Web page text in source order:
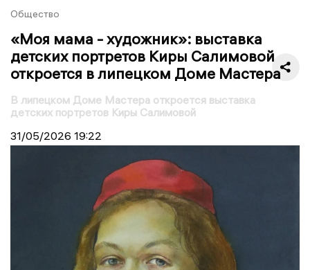
Общество
«Моя мама - художник»: выставка
детских портретов Киры Салимовой
откроется в липецком Доме Мастера
В липецком Доме Мастера откроется выставка
детских портретов Киры Салимовой
31/05/2026 19:22